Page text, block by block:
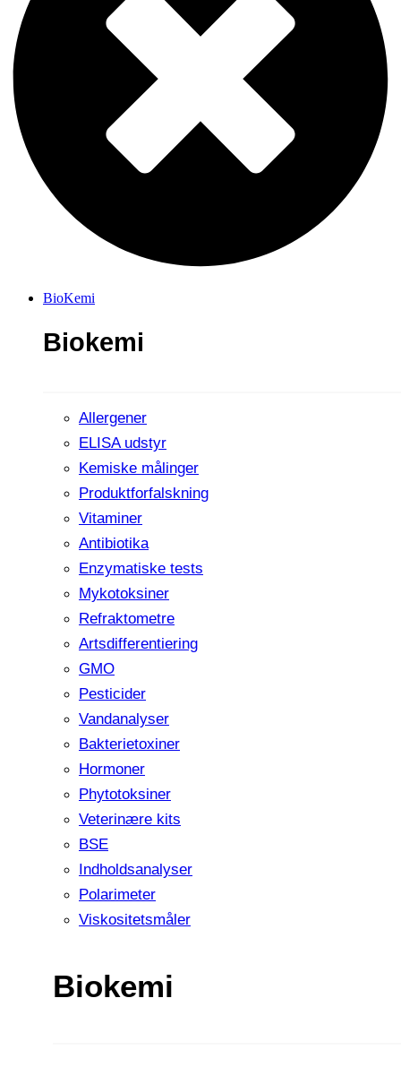
BioKemi
Biokemi
Allergener
ELISA udstyr
Kemiske målinger
Produktforfalskning
Vitaminer
Antibiotika
Enzymatiske tests
Mykotoksiner
Refraktometre
Artsdifferentiering
GMO
Pesticider
Vandanalyser
Bakterietoxiner
Hormoner
Phytotoksiner
Veterinære kits
BSE
Indholdsanalyser
Polarimeter
Viskositetsmåler
Biokemi